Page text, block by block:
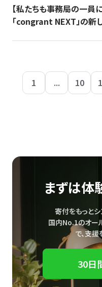
【私たちも事務局の一員
「congrant NEXT」の新
1 ... 10
まずは体
寄付をもっとシ
国内No.1のオー
で、支援
30日